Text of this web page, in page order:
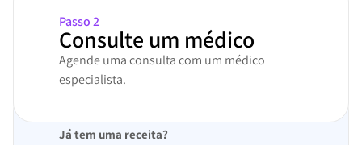
Passo 2
Consulte um médico
Agende uma consulta com um médico
especialista.
Já tem uma receita?